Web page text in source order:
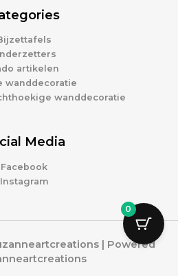
artikelen
wanddecoratie
wanddecoratie
Media
Facebook
Instagram
| Powered
0